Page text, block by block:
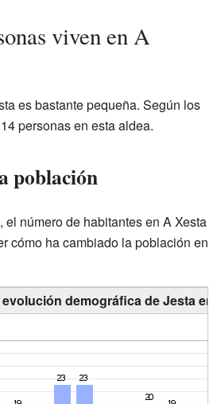
viven en A
es bastante pequeña. Según los
personas en esta aldea.
población
número de habitantes en A Xesta
cómo ha cambiado la población en
demográfica de Jesta